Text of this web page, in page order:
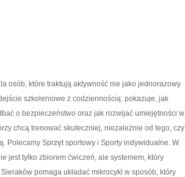
osób, które traktują aktywność nie jako jednorazowy
szkoleniowe z codziennością: pokazuje, jak
o bezpieczeństwo oraz jak rozwijać umiejętności w
chcą trenować skuteczniej, niezależnie od tego, czy
Polecamy Sprzęt sportowy i Sporty indywidualne. W
jest tylko zbiorem ćwiczeń, ale systemem, który
pomaga układać mikrocykl w sposób, który